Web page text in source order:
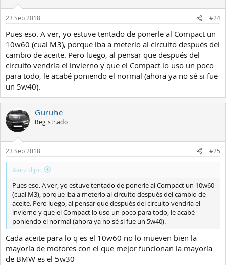
23 Sep 2018 #24
Pues eso. A ver, yo estuve tentado de ponerle al Compact un
10w60 (cual M3), porque iba a meterlo al circuito después del
cambio de aceite. Pero luego, al pensar que después del
circuito vendría el invierno y que el Compact lo uso un poco
para todo, le acabé poniendo el normal (ahora ya no sé si fue
un 5w40).
Guruhe
Registrado
23 Sep 2018 #25
Kanz dijo:
Pues eso. A ver, yo estuve tentado de ponerle al Compact un 10w60
(cual M3), porque iba a meterlo al circuito después del cambio de
aceite. Pero luego, al pensar que después del circuito vendría el
invierno y que el Compact lo uso un poco para todo, le acabé
poniendo el normal (ahora ya no sé si fue un 5w40).
Cada aceite para lo q es el 10w60 no lo mueven bien la
mayoría de motores con el que mejor funcionan la mayoría
de BMW es el 5w30